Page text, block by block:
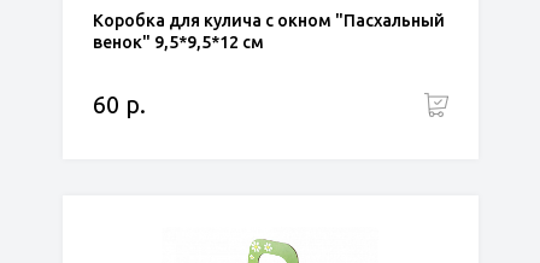
Коробка для кулича с окном "Пасхальный
венок" 9,5*9,5*12 см
60 р.